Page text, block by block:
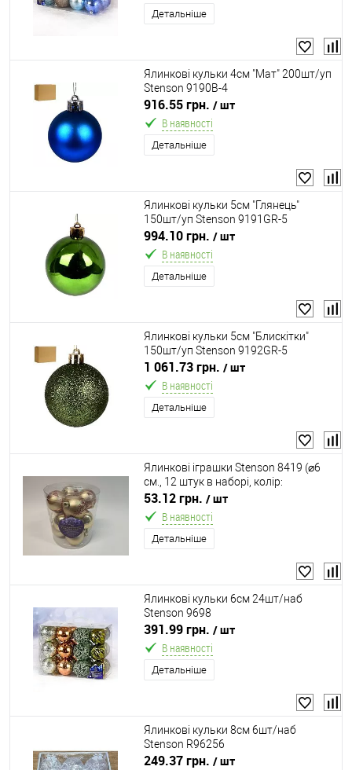
Детальніше
Ялинкові кульки 4см "Мат" 200шт/уп
Stenson 9190B-4
916.55 грн. / шт
В наявності
Детальніше
Ялинкові кульки 5см "Глянець"
150шт/уп Stenson 9191GR-5
994.10 грн. / шт
В наявності
Детальніше
Ялинкові кульки 5см "Блискітки"
150шт/уп Stenson 9192GR-5
1 061.73 грн. / шт
В наявності
Детальніше
Ялинкові іграшки Stenson 8419 (⌀6
см., 12 штук в наборі, колір:
золотистий)
53.12 грн. / шт
В наявності
Детальніше
Ялинкові кульки 6см 24шт/наб
Stenson 9698
391.99 грн. / шт
В наявності
Детальніше
Ялинкові кульки 8см 6шт/наб
Stenson R96256
249.37 грн. / шт